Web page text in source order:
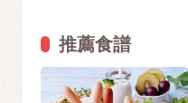
推薦食譜